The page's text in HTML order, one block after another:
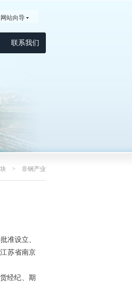
联系我们
网站向导
> 非钢产业
准设立、
苏省南京
经纪、期